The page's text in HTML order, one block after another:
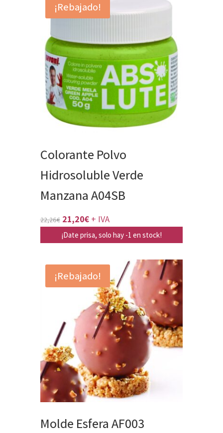
¡Rebajado!
Colorante Polvo
Hidrosoluble Verde
Manzana A04SB
22,26€ El
precio
era:
22,26€.
21,20€El
precio
es:
21,20€.
+ IVA
¡Date prisa, solo hay -1 en stock!
¡Rebajado!
Molde Esfera AF003